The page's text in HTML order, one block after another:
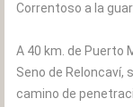
Correntoso a la
A 40 km. de Puerto
Seno de Reloncaví,
camino de